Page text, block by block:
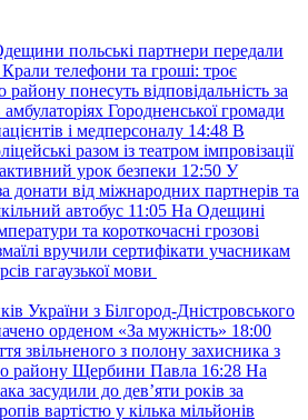
польські партнери передали
Крали телефони та гроші: троє
району понесуть відповідальність за
Городненської громади
і медперсоналу 14:48 В
разом із театром імпровізації
урок безпеки 12:50 У
донати від міжнародних партнерів та
автобус 11:05 На Одещині
та короткочасні грозові
вручили сертифікати учасникам
гагаузької мови
України з Білгород-Дністровського
орденом «За мужність» 18:00
звільненого з полону захисника з
району Щербини Павла 16:28 На
засудили до дев’яти років за
вартістю у кілька мільйонів